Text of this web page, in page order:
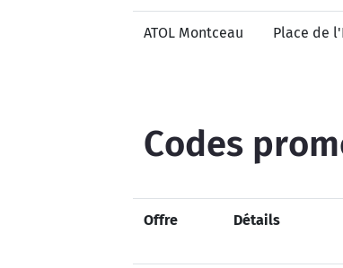
ATOL Montceau Place de
Codes
Offre Détails